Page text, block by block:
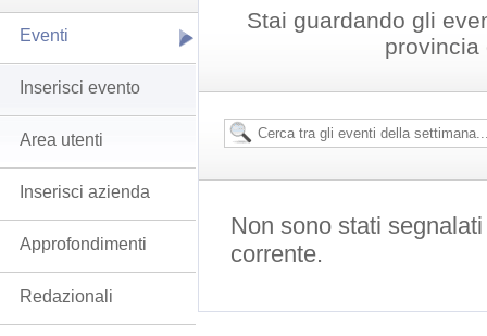
Stai guardando gli
provincia
Non sono stati
corrente.
Eventi
Inserisci evento
Area utenti
Inserisci azienda
Approfondimenti
Redazionali